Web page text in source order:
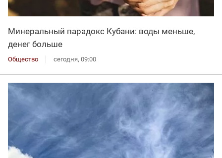
Минеральный парадокс Кубани: воды меньше,
денег больше
Общество сегодня, 09:00